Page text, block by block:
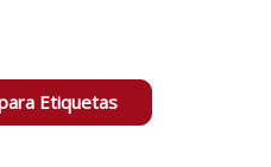
Etiquetas